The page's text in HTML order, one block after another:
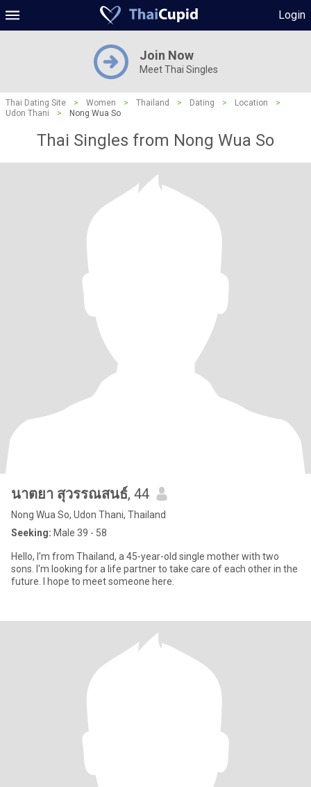
Login
Join Now
Meet Thai Singles
Thai Dating Site > Women > Thailand > Dating > Location
>
Udon Thani
> Nong Wua So
Thai Singles from Nong Wua So
นาตยา สุวรรณสนธ์, 44
Nong Wua So, Udon Thani, Thailand
Seeking: Male 39 - 58
Hello, I'm from Thailand, a 45-year-old single mother with two
sons. I'm looking for a life partner to take care of each other in the
future. I hope to meet someone here.